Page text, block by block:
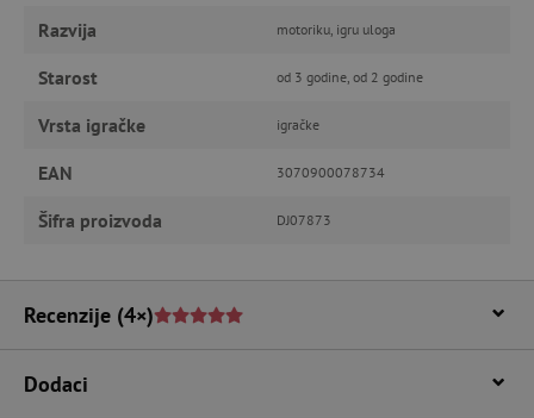
Razvija motoriku, igru uloga
Starost od 3 godine, od 2 godine
Vrsta igračke igračke
EAN 3070900078734
Šifra proizvoda DJ07873
Recenzije (4×)
Dodaci www.agatinsvijet.hr